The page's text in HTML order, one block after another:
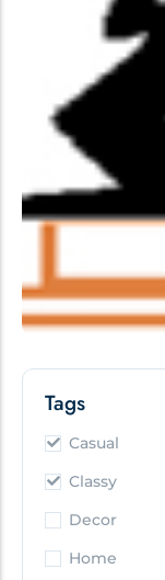
Tags
Casual
Classy
Decor
Home